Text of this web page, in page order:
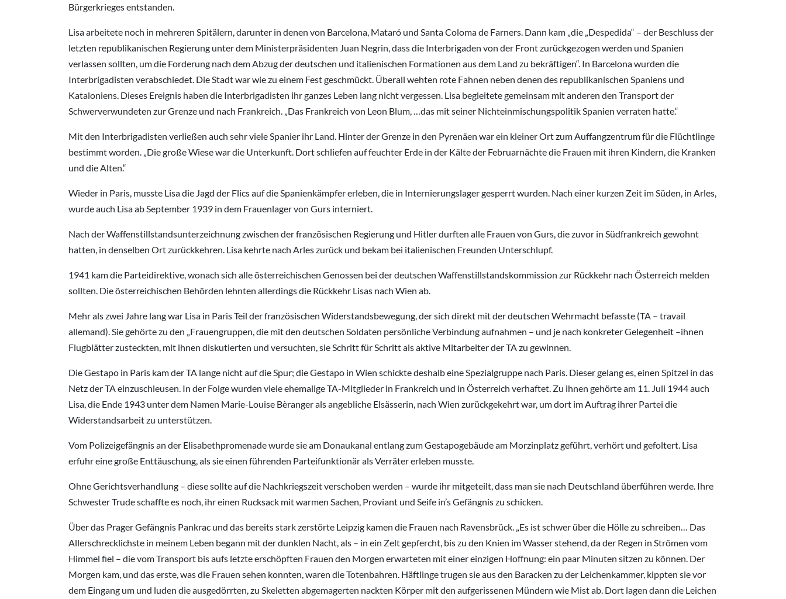
Bürgerkrieges entstanden.
Lisa arbeitete noch in mehreren Spitälern, darunter in denen von Barcelona, Mataró und Santa Coloma de Farners. Dann kam „die „Despedida“ – der Beschluss der
letzten republikanischen Regierung unter dem Ministerpräsidenten Juan Negrin, dass die Interbrigaden von der Front zurückgezogen werden und Spanien
verlassen sollten, um die Forderung nach dem Abzug der deutschen und italienischen Formationen aus dem Land zu bekräftigen“. In Barcelona wurden die
Interbrigadisten verabschiedet. Die Stadt war wie zu einem Fest geschmückt. Überall wehten rote Fahnen neben denen des republikanischen Spaniens und
Kataloniens. Dieses Ereignis haben die Interbrigadisten ihr ganzes Leben lang nicht vergessen. Lisa begleitete gemeinsam mit anderen den Transport der
Schwerverwundeten zur Grenze und nach Frankreich. „Das Frankreich von Leon Blum, …das mit seiner Nichteinmischungspolitik Spanien verraten hatte.“
Mit den Interbrigadisten verließen auch sehr viele Spanier ihr Land. Hinter der Grenze in den Pyrenäen war ein kleiner Ort zum Auffangzentrum für die Flüchtlinge
bestimmt worden. „Die große Wiese war die Unterkunft. Dort schliefen auf feuchter Erde in der Kälte der Februarnächte die Frauen mit ihren Kindern, die Kranken
und die Alten.“
Wieder in Paris, musste Lisa die Jagd der Flics auf die Spanienkämpfer erleben, die in Internierungslager gesperrt wurden. Nach einer kurzen Zeit im Süden, in Arles,
wurde auch Lisa ab September 1939 in dem Frauenlager von Gurs interniert.
Nach der Waffenstillstandsunterzeichnung zwischen der französischen Regierung und Hitler durften alle Frauen von Gurs, die zuvor in Südfrankreich gewohnt
hatten, in denselben Ort zurückkehren. Lisa kehrte nach Arles zurück und bekam bei italienischen Freunden Unterschlupf.
1941 kam die Parteidirektive, wonach sich alle österreichischen Genossen bei der deutschen Waffenstillstandskommission zur Rückkehr nach Österreich melden
sollten. Die österreichischen Behörden lehnten allerdings die Rückkehr Lisas nach Wien ab.
Mehr als zwei Jahre lang war Lisa in Paris Teil der französischen Widerstandsbewegung, der sich direkt mit der deutschen Wehrmacht befasste (TA – travail
allemand). Sie gehörte zu den „Frauengruppen, die mit den deutschen Soldaten persönliche Verbindung aufnahmen – und je nach konkreter Gelegenheit –ihnen
Flugblätter zusteckten, mit ihnen diskutierten und versuchten, sie Schritt für Schritt als aktive Mitarbeiter der TA zu gewinnen.
Die Gestapo in Paris kam der TA lange nicht auf die Spur; die Gestapo in Wien schickte deshalb eine Spezialgruppe nach Paris. Dieser gelang es, einen Spitzel in das
Netz der TA einzuschleusen. In der Folge wurden viele ehemalige TA-Mitglieder in Frankreich und in Österreich verhaftet. Zu ihnen gehörte am 11. Juli 1944 auch
Lisa, die Ende 1943 unter dem Namen Marie-Louise Bèranger als angebliche Elsässerin, nach Wien zurückgekehrt war, um dort im Auftrag ihrer Partei die
Widerstandsarbeit zu unterstützen.
Vom Polizeigefängnis an der Elisabethpromenade wurde sie am Donaukanal entlang zum Gestapogebäude am Morzinplatz geführt, verhört und gefoltert. Lisa
erfuhr eine große Enttäuschung, als sie einen führenden Parteifunktionär als Verräter erleben musste.
Ohne Gerichtsverhandlung – diese sollte auf die Nachkriegszeit verschoben werden – wurde ihr mitgeteilt, dass man sie nach Deutschland überführen werde. Ihre
Schwester Trude schaffte es noch, ihr einen Rucksack mit warmen Sachen, Proviant und Seife in’s Gefängnis zu schicken.
Über das Prager Gefängnis Pankrac und das bereits stark zerstörte Leipzig kamen die Frauen nach Ravensbrück. „Es ist schwer über die Hölle zu schreiben… Das
Allerschrecklichste in meinem Leben begann mit der dunklen Nacht, als – in ein Zelt gepfercht, bis zu den Knien im Wasser stehend, da der Regen in Strömen vom
Himmel fiel – die vom Transport bis aufs letzte erschöpften Frauen den Morgen erwarteten mit einer einzigen Hoffnung: ein paar Minuten sitzen zu können. Der
Morgen kam, und das erste, was die Frauen sehen konnten, waren die Totenbahren. Häftlinge trugen sie aus den Baracken zu der Leichenkammer, kippten sie vor
dem Eingang um und luden die ausgedörrten, zu Skeletten abgemagerten nackten Körper mit den aufgerissenen Mündern wie Mist ab. Dort lagen dann die Leichen